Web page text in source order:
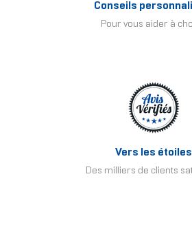
Conseils
Pour vous aider à
Vers les étoiles
Des milliers de clients